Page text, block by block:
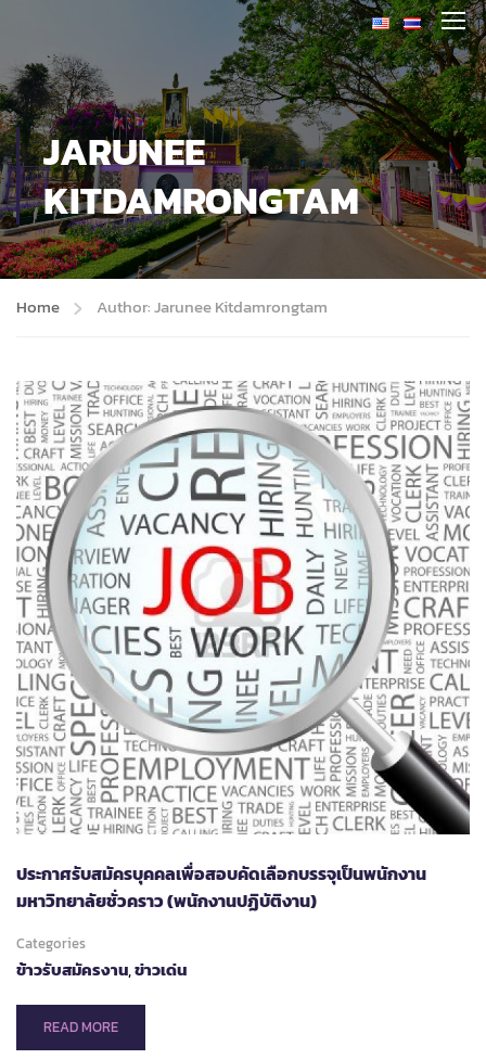
JARUNEE
KITDAMRONGTAM
Home Author: Jarunee Kitdamrongtam
ประกาศรับสมัครบุคคลเพื่อสอบคัดเลือกบรรจุเป็นพนักงาน
มหาวิทยาลัยชั่วคราว (พนักงานปฏิบัติงาน)
Categories
ข้าวรับสมัครงาน,ข่าวเด่น
READ
MORE
READ MORE